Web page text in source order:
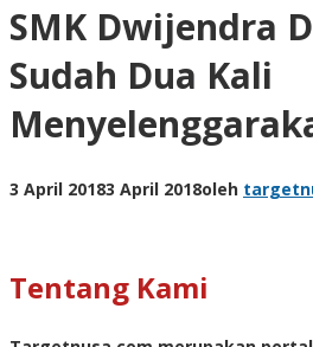
SMK Dwijendra
Sudah Dua Kali
3 April 20183 April 2018oleh
Tentang Kami